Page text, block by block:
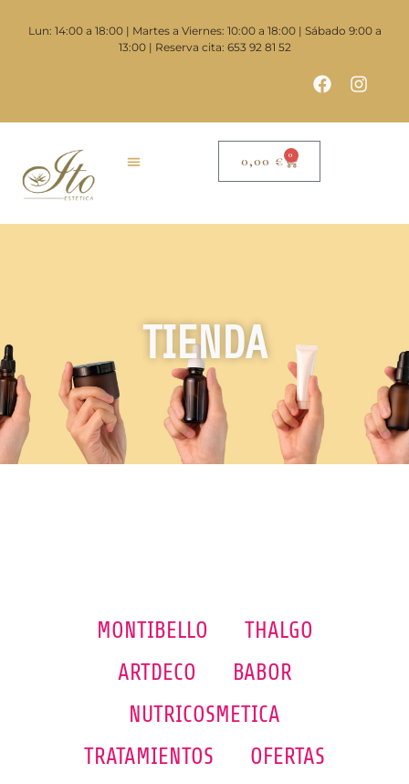
Lun: 14:00 a 18:00 | Martes a Viernes: 10:00 a 18:00 | Sábado 9:00 a
13:00 | Reserva cita: 653 92 81 52
0,00 € 0
TIENDA
MONTIBELLO
THALGO
ARTDECO
BABOR
NUTRICOSMETICA
TRATAMIENTOS
OFERTAS